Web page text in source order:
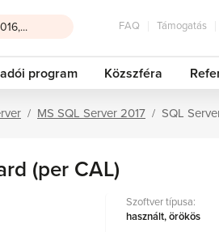
FAQ Támogatás
program Közszféra
MS SQL Server 2017 SQL
(per CAL)
Szoftver típusa:
használt, örökös